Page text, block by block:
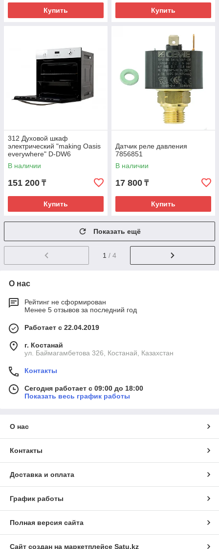
Купить Купить
312 Духовой шкаф
электрический "making Oasis
everywhere" D-DW6
В наличии
151 200 ₸
Купить
Датчик реле давления
7856851
В наличии
17 800 ₸
Купить
Показать ещё
1 / 4
О нас
Рейтинг не сформирован
Менее 5 отзывов за последний год
Работает с 22.04.2019
г. Костанай
ул. Баймагамбетова 326, Костанай, Казахстан
Контакты
Сегодня работает с 09:00 до 18:00
Показать весь график работы
О нас
Контакты
Доставка и оплата
График работы
Полная версия сайта
Сайт создан на маркетплейсе Satu.kz